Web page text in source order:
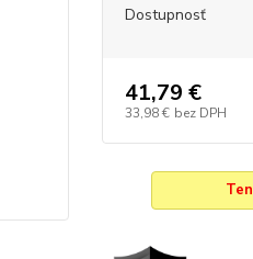
Dostupnosť
41,79 €
33,98 € bez DPH